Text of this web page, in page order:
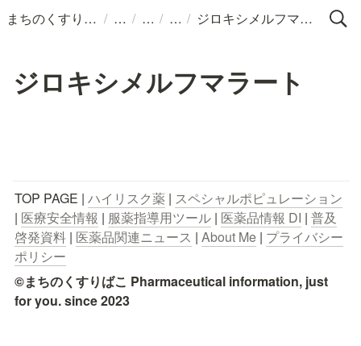
まちのくすりばこ / / / / ジロキシメルフマラート
ジロキシメルフマラート
TOP PAGE | ハイリスク薬 | スペシャルポピュレーション
| 医療安全情報 | 服薬指導用ツール | 医薬品情報 DI | 普及
啓発資料 | 医薬品関連ニュース | About Me | プライバシー
ポリシー
©まちのくすりばこ Pharmaceutical information, just
for you. since 2023